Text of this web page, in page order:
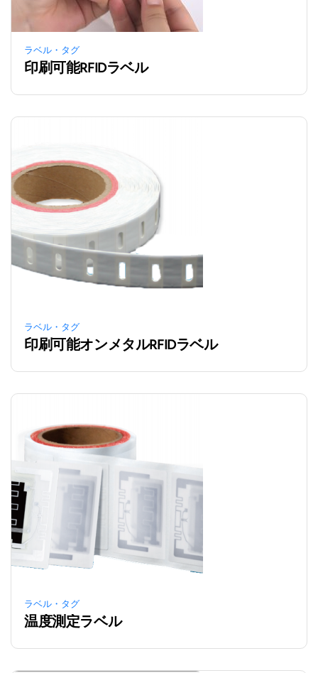
ラベル・タグ
印刷可能RFIDラベル
ラベル・タグ
印刷可能オンメタルRFIDラベル
ラベル・タグ
温度測定ラベル